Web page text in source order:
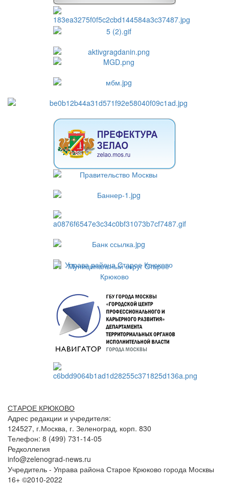
СТАРОЕ КРЮКОВО
Адрес редакции и учредителя:
124527, г.Москва, г. Зеленоград, корп. 830
Телефон: 8 (499) 731-14-05
Редколлегия
info@zelenograd-news.ru
Учредитель - Управа района Старое Крюково города Москвы
16+ ©2010-2022